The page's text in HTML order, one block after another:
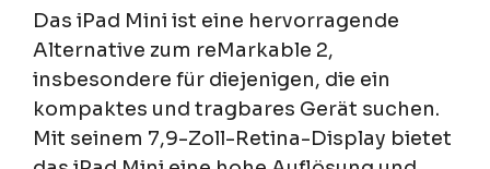
Das iPad Mini ist eine hervorragende
Alternative zum reMarkable 2,
insbesondere für diejenigen, die ein
kompaktes und tragbares Gerät suchen.
Mit seinem 7,9-Zoll-Retina-Display bietet